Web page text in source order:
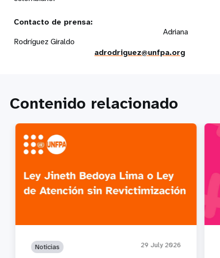
Contacto de prensa:
Adriana
Rodríguez Giraldo
adrodriguez@unfpa.org
Contenido relacionado
Noticias 29 July 2026